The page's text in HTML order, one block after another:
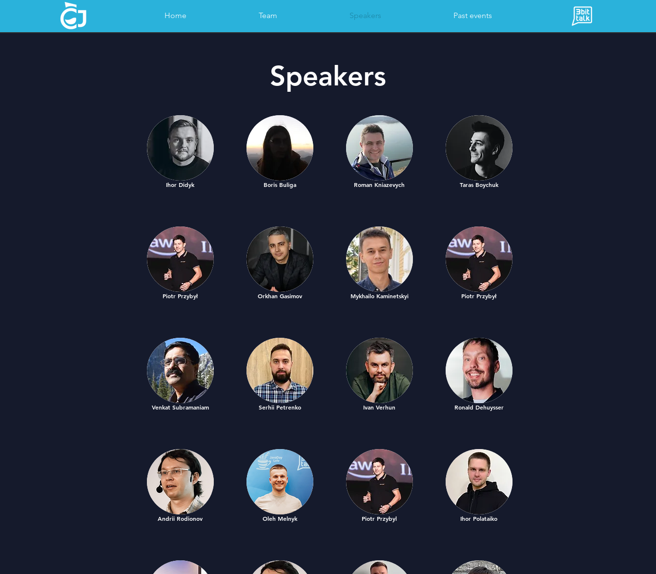
Home Team Speakers Past events
Speakers
Ihor Didyk
Piotr Przybył
Venkat Subramaniam
Andrii Rodionov
Boris Buliga
Orkhan Gasimov
Serhii Petrenko
Oleh Melnyk
Roman Kniazevych
Mykhailo Kaminetskyi
Ivan Verhun
Piotr Przybyl
Taras Boychuk
Piotr Przybył
Ronald Dehuysser
Ihor Polataiko